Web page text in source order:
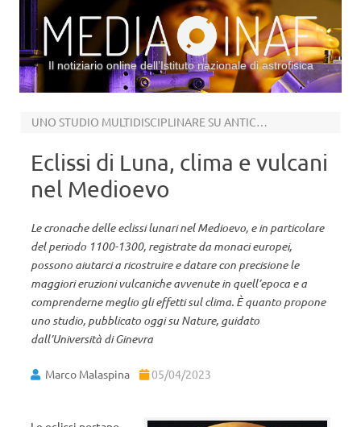
Il notiziario online dell’Istituto nazionale di astrofisica
UNO STUDIO MULTIDISCIPLINARE SU ANTICHI MANOSCRITTI
Eclissi di Luna, clima e vulcani
nel Medioevo
Le cronache delle eclissi lunari nel Medioevo, e in particolare
del periodo 1100-1300, registrate da monaci europei,
possono aiutarci a ricostruire e datare con precisione le
maggiori eruzioni vulcaniche avvenute in quell’epoca e a
comprenderne meglio gli effetti sul clima. È quanto propone
uno studio, pubblicato oggi su Nature, guidato
dall’Università di Ginevra
Marco Malaspina 05/04/2023